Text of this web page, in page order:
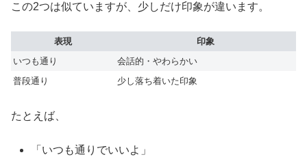
この2つは似ていますが、少しだけ印象が違います。
表現
印象
いつも通り
会話的・やわらかい
普段通り
少し落ち着いた印象
たとえば、
「いつも通りでいいよ」